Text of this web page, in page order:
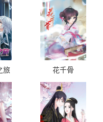
旅 花千骨